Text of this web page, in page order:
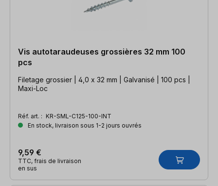
Vis autotaraudeuses grossières 32 mm 100
pcs
Filetage grossier | 4,0 x 32 mm | Galvanisé | 100 pcs |
Maxi-Loc
Réf. art. : KR-SML-C125-100-INT
En stock, livraison sous 1-2 jours ouvrés
9,59 €
TTC, frais de livraison
en sus